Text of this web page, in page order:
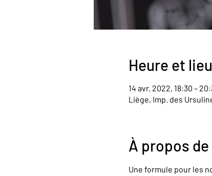
Heure et lieu
14 avr. 2022, 18:30 –
Liège, Imp. des
À propos
Une formule pour les